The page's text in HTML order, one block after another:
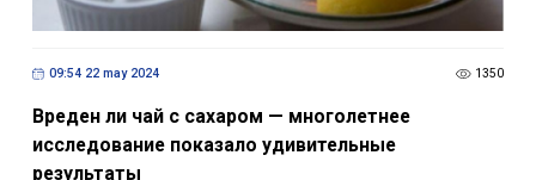
09:54 22 may 2024 1350
Вреден ли чай с сахаром — многолетнее
исследование показало удивительные
результаты